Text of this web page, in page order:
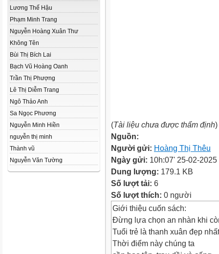
Lương Thế Hậu
Phạm Minh Trang
Nguyễn Hoàng Xuân Thư
Không Tên
Bùi Thị Bích Lai
Bạch Vũ Hoàng Oanh
Trần Thị Phượng
Lê Thị Diễm Trang
Ngô Thảo Anh
Sa Ngọc Phương
Nguyễn Minh Hiền
nguyễn thị minh
Thành vũ
Nguyễn Văn Tường
(Tài liệu chưa được thẩm định)
Nguồn:
Người gửi: Hoàng Thị Thêu
Ngày gửi: 10h:07' 25-02-2025
Dung lượng: 179.1 KB
Số lượt tải: 6
Số lượt thích: 0 người
Giới thiệu cuốn sách:
Đừng lựa chọn an nhàn khi
Tuổi trẻ là thanh xuân đẹp
Thời điểm này chúng ta